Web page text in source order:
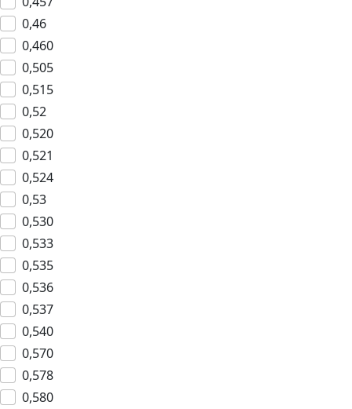
0,46
0,460
0,505
0,515
0,52
0,520
0,521
0,524
0,53
0,530
0,533
0,535
0,536
0,537
0,540
0,570
0,578
0,580